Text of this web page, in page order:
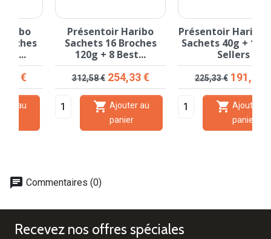
Présentoir Haribo
Sachets 16 Broches
120g + 8 Best...
Prix de base
Prix
254,33 €

Présentoir Haribo Mini
Sachets 40g + 16 Best
Prix de base
Prix
191,53 €

chat Commentaires (0)
Recevez nos offres spéciales